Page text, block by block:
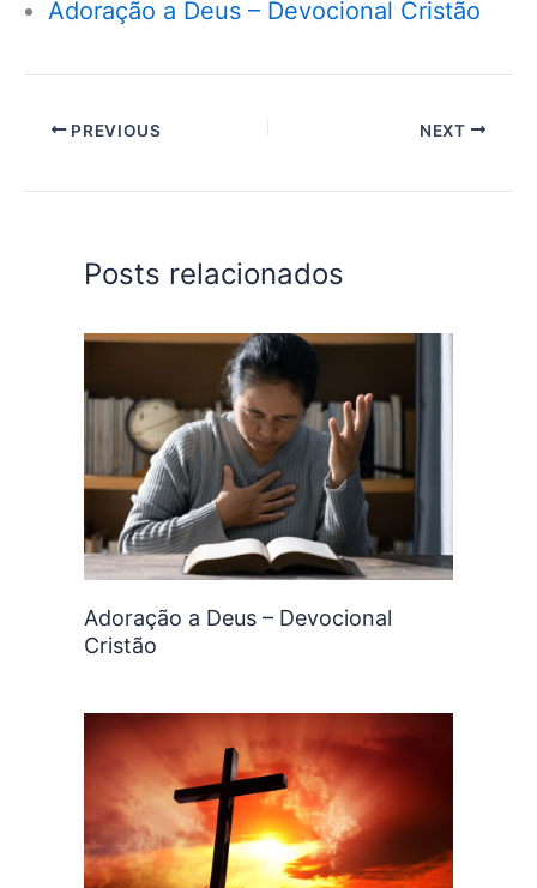
Adoração a Deus – Devocional Cristão
PREVIOUS NEXT
Posts relacionados
Adoração a Deus – Devocional
Cristão